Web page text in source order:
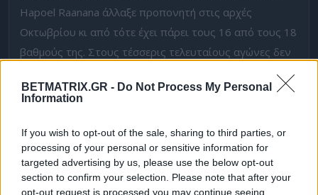
BETMATRIX.GR - Do Not Process My Personal
Information
If you wish to opt-out of the sale, sharing to third parties, or
processing of your personal or sensitive information for
targeted advertising by us, please use the below opt-out
section to confirm your selection. Please note that after your
opt-out request is processed you may continue seeing
Hapoel Raanana άλλαξε προπονητή στις αρχές
Οκτωβρίου κι από τότε έχει πάρει τους 16 από τους 18
βαθμούς της. Στους τέσσερις τελευταίους αγώνες δεν
έχει χάσει. Δείχνει πολύ πιο σταθερή. Αυτή η Kiryat Yam
είναι περίεργη ομάδα, ύπουλη θα τη χαρακτήριζα, αλλά
Hapoel Raanana στη Fonbet.
ΠρογνωστικόRC Arbaa-CR Temouchent
Αλγερία, 2ηκατηγορία. Εδώ θα το παραδεχτώ, είναι